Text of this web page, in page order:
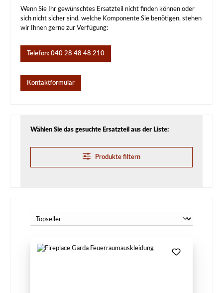
Wenn Sie Ihr gewünschtes Ersatzteil nicht finden können oder
sich nicht sicher sind, welche Komponente Sie benötigen, stehen
wir Ihnen gerne zur Verfügung:
Telefon: 040 28 48 48 210
Kontaktformular
Wählen Sie das gesuchte Ersatzteil aus der Liste:
Produkte filtern